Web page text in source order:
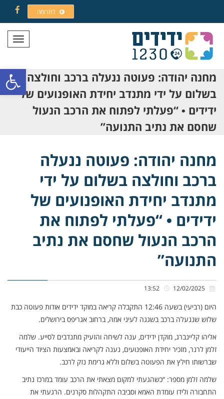
פתח
לתרומה
תפריט
מחנה יהודה: פעוטה ננעלה ברכב וחולצה
בשלום על ידי מתנדב יחידת האופנועים של
ידידים • “פעלתי לפתוח את הרכב הנעול
שחסם את נתיב התנועה”
מחנה יהודה: פעוטה ננעלה
ברכב וחולצה בשלום על ידי
מתנדב יחידת האופנועים של
ידידים • “פעלתי לפתוח את
הרכב הנעול שחסם את נתיב
התנועה”
היום (רביעי) בשעה 12:46 התקבלה קריאה במוקד ידידים אודות פעוטה כבת
שלוש שננעלה ברכב בשגגה לעיני אמהּ, ברחוב אגריפס בירושלים.
אליהו קליינברג, מוקדן ידידים, ענה לשיחה והזעיק מתנדבים לסייע. שלמה
זלמן לרנר, מזכיר יחידת האופנועים, נענה לקריאה ובאמצעות הציוד הייעודי
שברשותו חילץ את הפעוטה בשלום וללא גרימת נזק לרכב.
שלמה זלמן מספר: “כשהגעתי למקום מצאתי את הרכב עומד במרכז נתיב
התחבורה ולידו עומדת האמא וסביבה התקהלות סקרנים. הרגעתי את